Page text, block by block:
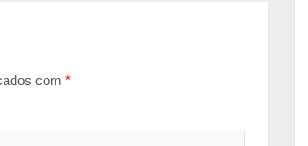
com *